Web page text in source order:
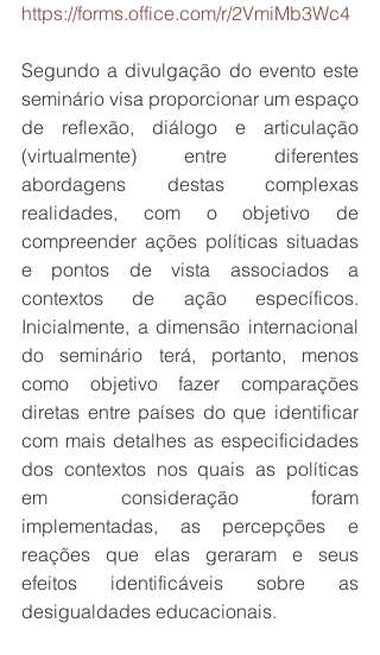
https://forms.office.com/r/2VmiMb3Wc4
Segundo a divulgação do evento este
seminário visa proporcionar um espaço
de reflexão, diálogo e articulação
(virtualmente) entre diferentes
abordagens destas complexas
realidades, com o objetivo de
compreender ações políticas situadas
e pontos de vista associados a
contextos de ação específicos.
Inicialmente, a dimensão internacional
do seminário terá, portanto, menos
como objetivo fazer comparações
diretas entre países do que identificar
com mais detalhes as especificidades
dos contextos nos quais as políticas
em consideração foram
implementadas, as percepções e
reações que elas geraram e seus
efeitos identificáveis sobre as
desigualdades educacionais.